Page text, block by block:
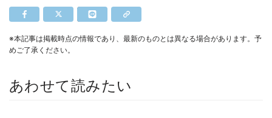
※本記事は掲載時点の情報であり、最新のものとは異なる場合があります。予
めご了承ください。
あわせて読みたい